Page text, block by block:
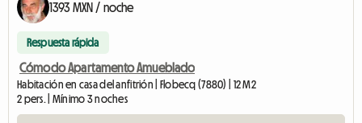
1393 MXN / noche
Respuesta rápida
Cómodo Apartamento Amueblado
Habitación en casa del anfitrión | Flobecq (7880) | 12 M2
2 pers. | Mínimo 3 noches